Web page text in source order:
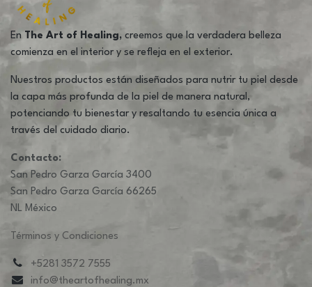
En The Art of Healing, creemos que la verdadera belleza
comienza en el interior y se refleja en el exterior.
Nuestros productos están diseñados para nutrir tu piel desde
la capa más profunda de la piel de manera natural,
potenciando tu bienestar y resaltando tu esencia única a
través del cuidado diario.
Contacto:
San Pedro Garza García 3400
San Pedro Garza García 66265
NL México
Términos y Condiciones
+5281 3572 7555
info@theartofhealing.mx